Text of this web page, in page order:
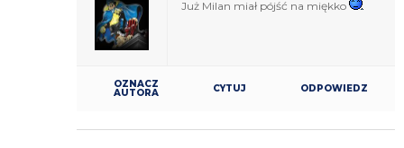
Już Milan miał pójść na miękko
OZNACZ
AUTORA CYTUJ ODPOWIEDZ